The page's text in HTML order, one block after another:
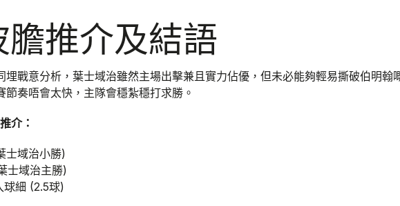
推介及結語
埋戰意分析，葉士域治雖然主場出擊兼且實力佔優，但未必能夠輕易撕破伯明翰
節奏唔會太快，主隊會穩紮穩打求勝。
介：
士域治小勝)
士域治主勝)
球細 (2.5球)